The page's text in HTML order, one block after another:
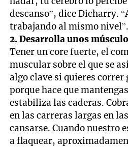
descanso”, dice Dicharry.
trabajando al mismo nivel”.
2. Desarrolla unos
Tener un core fuerte, el
muscular sobre el que se
algo clave si quieres
porque hace que
estabiliza las caderas.
en las carreras largas en
cansarse. Cuando nuestro
a flaquear,